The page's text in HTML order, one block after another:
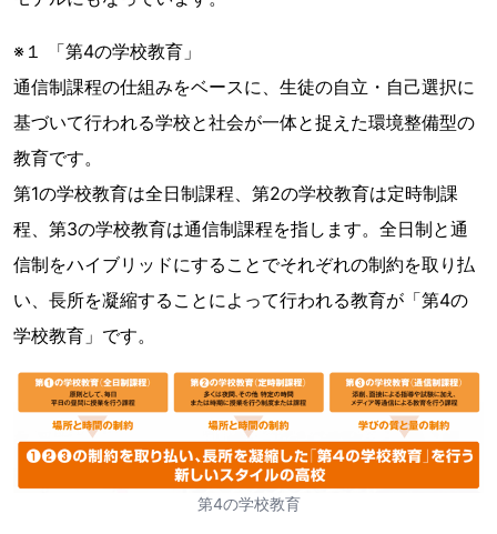
※１ 「第4の学校教育」
通信制課程の仕組みをベースに、生徒の自立・自己選択に
基づいて行われる学校と社会が一体と捉えた環境整備型の
教育です。
第1の学校教育は全日制課程、第2の学校教育は定時制課
程、第3の学校教育は通信制課程を指します。全日制と通
信制をハイブリッドにすることでそれぞれの制約を取り払
い、長所を凝縮することによって行われる教育が「第4の
学校教育」です。
第4の学校教育